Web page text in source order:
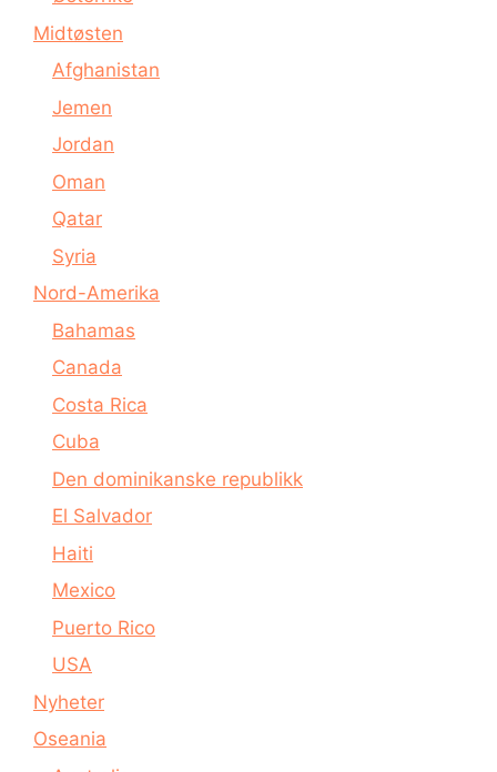
Midtøsten
Afghanistan
Jemen
Jordan
Oman
Qatar
Syria
Nord-Amerika
Bahamas
Canada
Costa Rica
Cuba
Den dominikanske republikk
El Salvador
Haiti
Mexico
Puerto Rico
USA
Nyheter
Oseania